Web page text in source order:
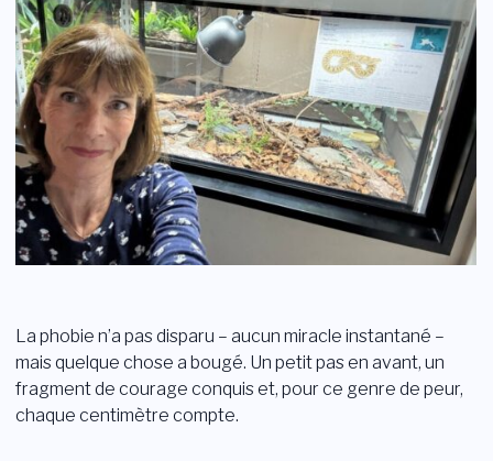
La phobie n’a pas disparu – aucun miracle instantané –
mais quelque chose a bougé. Un petit pas en avant, un
fragment de courage conquis et, pour ce genre de peur,
chaque centimètre compte.